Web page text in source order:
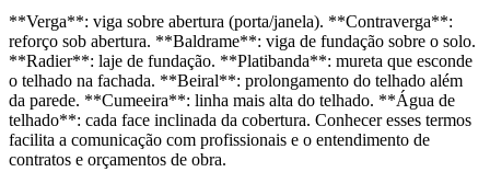
**Verga**: viga sobre abertura (porta/janela). **Contraverga**:
reforço sob abertura. **Baldrame**: viga de fundação sobre o solo.
**Radier**: laje de fundação. **Platibanda**: mureta que esconde
o telhado na fachada. **Beiral**: prolongamento do telhado além
da parede. **Cumeeira**: linha mais alta do telhado. **Água de
telhado**: cada face inclinada da cobertura. Conhecer esses termos
facilita a comunicação com profissionais e o entendimento de
contratos e orçamentos de obra.